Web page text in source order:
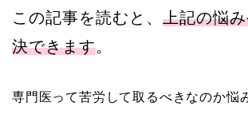
この記事を読むと、 上記の悩
決できます。
専門医って苦労して取るべきなのか悩